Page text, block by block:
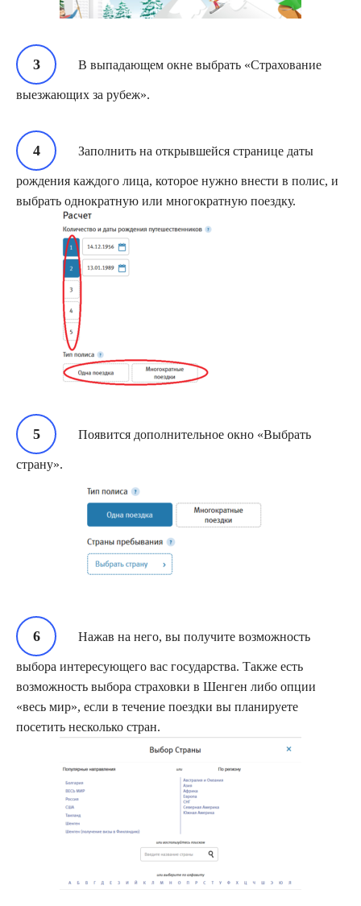
В выпадающем окне выбрать «Страхование
выезжающих за рубеж».
Заполнить на открывшейся странице даты
рождения каждого лица, которое нужно внести в полис, и
выбрать однократную или многократную поездку.
Появится дополнительное окно «Выбрать
страну».
Нажав на него, вы получите возможность
выбора интересующего вас государства. Также есть
возможность выбора страховки в Шенген либо опции
«весь мир», если в течение поездки вы планируете
посетить несколько стран.